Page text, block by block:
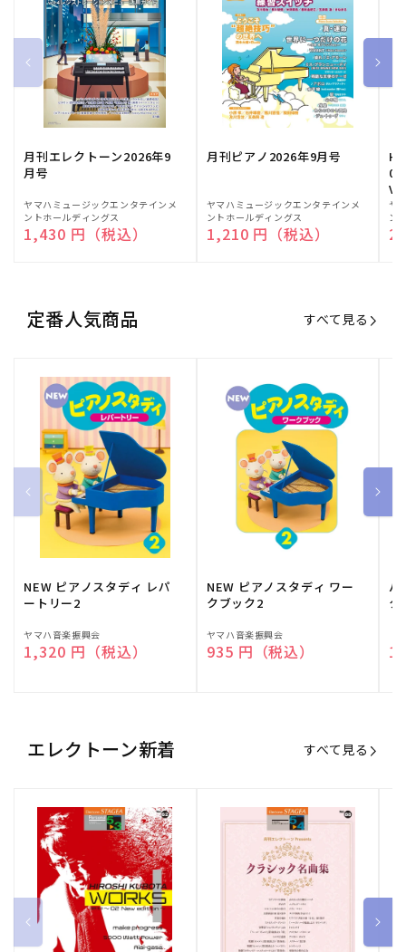
月刊エレクトーン2026年9
月号
販
売
元:
ヤマハミュージックエンタテインメ
ントホールディングス
通常価格
1,430 円（税込）
月刊ピアノ2026年9月号
販
売
元:
ヤマハミュージックエンタテインメ
ントホールディングス
通常価格
1,210 円（税込）
販
売
元:
ヤ
ン
定番人気商品 すべて見る
NEW ピアノスタディ レパ
ートリー2
販
売
ヤマハ音楽振興会
通常価格
1,320 円（税込）
NEW ピアノスタディ ワー
クブック2
販
売
ヤマハ音楽振興会
通常価格
935 円（税込）
バ
ク
売
エレクトーン新着 すべて見る